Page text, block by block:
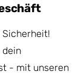
Sicherheit!
dein
- mit unseren